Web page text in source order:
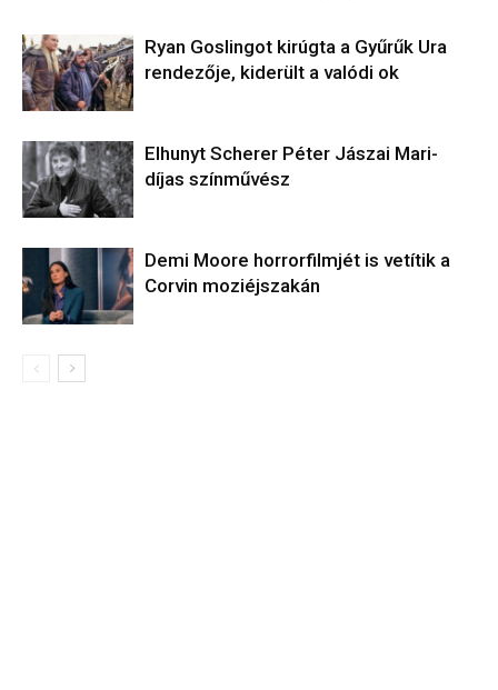
Ryan Goslingot kirúgta a Gyűrűk Ura
rendezője, kiderült a valódi ok
Elhunyt Scherer Péter Jászai Mari-
díjas színművész
Demi Moore horrorfilmjét is vetítik a
Corvin moziéjszakán